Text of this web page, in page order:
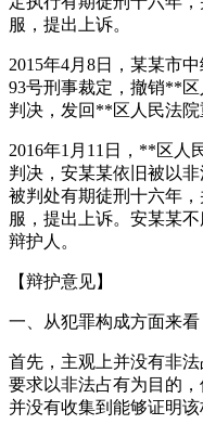
服，提出上诉。
2015年4月8日，某某市
93号刑事裁定，撤销**
判决，发回**区人民法院
2016年1月11日，**区人
判决，安某某依旧被以
被判处有期徒刑十六年
服，提出上诉。安某某
辩护人。
【辩护意见】
一、从犯罪构成方面来
首先，主观上并没有非
要求以非法占有为目的
并没有收集到能够证明该